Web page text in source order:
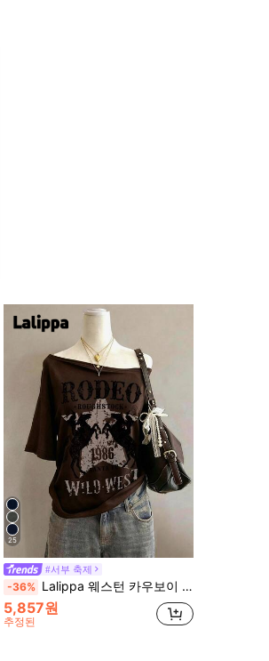
25
#서부 축제
-36% Lalippa 웨스턴 카우보이 패턴 프린트 심플 여성 라운드 넥 티셔츠, 친구 선물
5,857원
추정된